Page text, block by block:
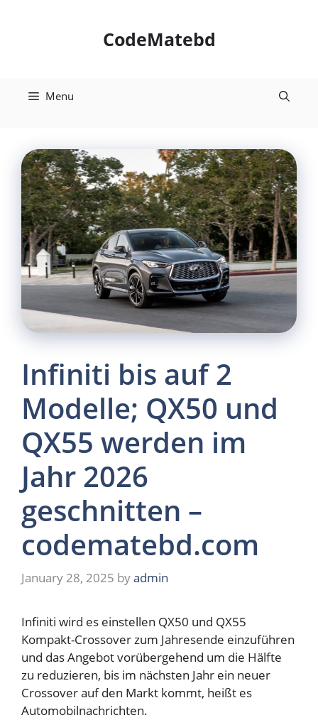
CodeMatebd
Menu
Infiniti bis auf 2
Modelle; QX50 und
QX55 werden im
Jahr 2026
geschnitten –
codematebd.com
January 28, 2025 byadmin
Infiniti wird es einstellen QX50 und QX55
Kompakt-Crossover zum Jahresende einzuführen
und das Angebot vorübergehend um die Hälfte
zu reduzieren, bis im nächsten Jahr ein neuer
Crossover auf den Markt kommt, heißt es
Automobilnachrichten.